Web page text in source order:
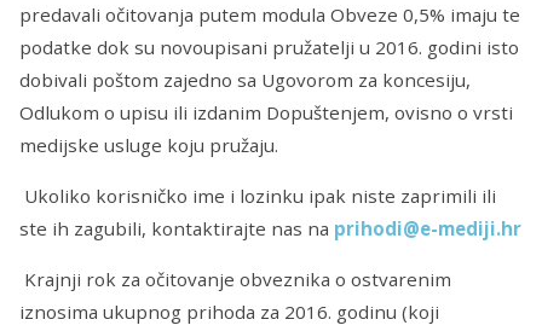
predavali očitovanja putem modula Obveze 0,5% imaju te
podatke dok su novoupisani pružatelji u 2016. godini isto
dobivali poštom zajedno sa Ugovorom za koncesiju,
Odlukom o upisu ili izdanim Dopuštenjem, ovisno o vrsti
medijske usluge koju pružaju.
Ukoliko korisničko ime i lozinku ipak niste zaprimili ili
ste ih zagubili, kontaktirajte nas na prihodi@e-mediji.hr
Krajnji rok za očitovanje obveznika o ostvarenim
iznosima ukupnog prihoda za 2016. godinu (koji